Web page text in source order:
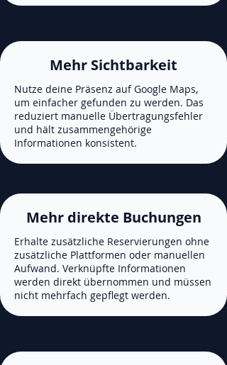
Mehr Sichtbarkeit
Nutze deine Präsenz auf Google Maps,
um einfacher gefunden zu werden. Das
reduziert manuelle Übertragungsfehler
und hält zusammengehörige
Informationen konsistent.
Mehr direkte Buchungen
Erhalte zusätzliche Reservierungen ohne
zusätzliche Plattformen oder manuellen
Aufwand. Verknüpfte Informationen
werden direkt übernommen und müssen
nicht mehrfach gepflegt werden.